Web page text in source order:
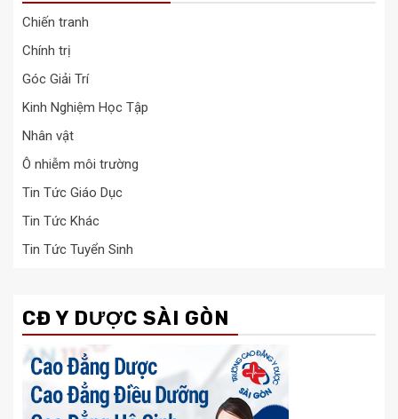
Chiến tranh
Chính trị
Góc Giải Trí
Kinh Nghiệm Học Tập
Nhân vật
Ô nhiễm môi trường
Tin Tức Giáo Dục
Tin Tức Khác
Tin Tức Tuyển Sinh
CĐ Y DƯỢC SÀI GÒN